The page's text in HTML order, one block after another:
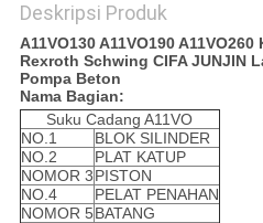
Deskripsi Produk
A11VO130 A11VO190
Rexroth Schwing CIFA JUNJIN
Pompa Beton
Nama Bagian:
Suku Cadang A11VO
NO.1
BLOK SILINDER
NO.2
PLAT KATUP
NOMOR 3PISTON
NO.4
PELAT PENAHAN
NOMOR 5BATANG